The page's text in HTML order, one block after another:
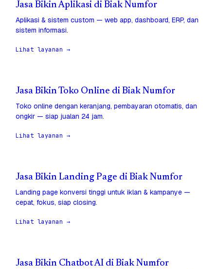
Jasa Bikin Aplikasi di Biak Numfor
Aplikasi & sistem custom — web app, dashboard, ERP, dan
sistem informasi.
Lihat layanan →
Jasa Bikin Toko Online di Biak Numfor
Toko online dengan keranjang, pembayaran otomatis, dan
ongkir — siap jualan 24 jam.
Lihat layanan →
Jasa Bikin Landing Page di Biak Numfor
Landing page konversi tinggi untuk iklan & kampanye —
cepat, fokus, siap closing.
Lihat layanan →
Jasa Bikin Chatbot AI di Biak Numfor